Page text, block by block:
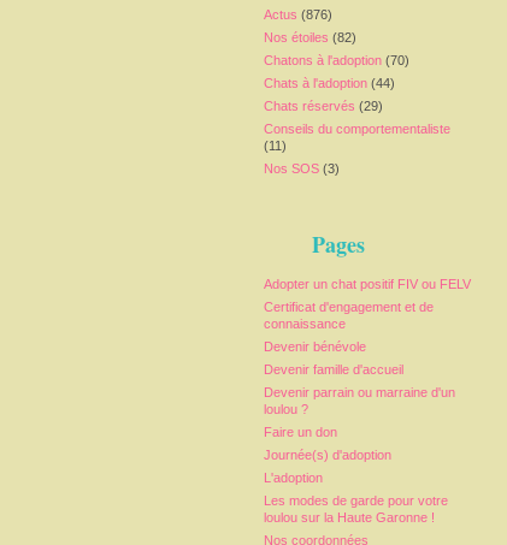
Actus (876)
Nos étoiles (82)
Chatons à l'adoption (70)
Chats à l'adoption (44)
Chats réservés (29)
Conseils du comportementaliste
(11)
Nos SOS (3)
Pages
Adopter un chat positif FIV ou FELV
Certificat d'engagement et de
connaissance
Devenir bénévole
Devenir famille d'accueil
Devenir parrain ou marraine d'un
loulou ?
Faire un don
Journée(s) d'adoption
L'adoption
Les modes de garde pour votre
loulou sur la Haute Garonne !
Nos coordonnées